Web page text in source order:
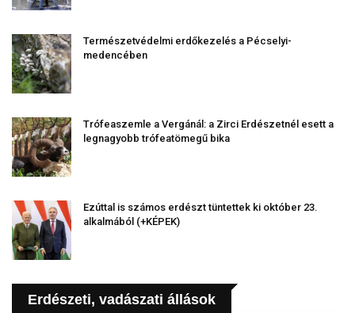
Természetvédelmi erdőkezelés a Pécselyi-
medencében
Trófeaszemle a Vergánál: a Zirci Erdészetnél esett a
legnagyobb trófeatömegű bika
Ezúttal is számos erdészt tüntettek ki október 23.
alkalmából (+KÉPEK)
Erdészeti, vadászati állások